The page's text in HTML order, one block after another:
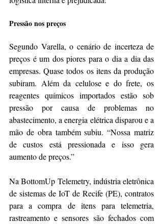
Pressão nos preços
Segundo Varella, o cenário de incerteza de
preços é um dos piores para o dia a dia das
empresas. Quase todos os itens da produção
subiram. Além da celulose e do frete, os
reagentes químicos importados estão sob
pressão por causa de problemas no
abastecimento, a energia elétrica disparou e a
mão de obra também subiu. “Nossa matriz
de custos está pressionada e isso gera
aumento de preços.”
Na BottomUp Telemetry, indústria eletrônica
de sistemas de IoT de Recife (PE), contratos
para a compra de itens para telemetria,
rastreamento e sensores são fechados com